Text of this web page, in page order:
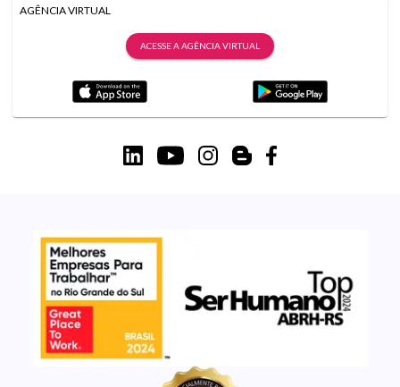
AGÊNCIA VIRTUAL
ACESSE A AGÊNCIA VIRTUAL